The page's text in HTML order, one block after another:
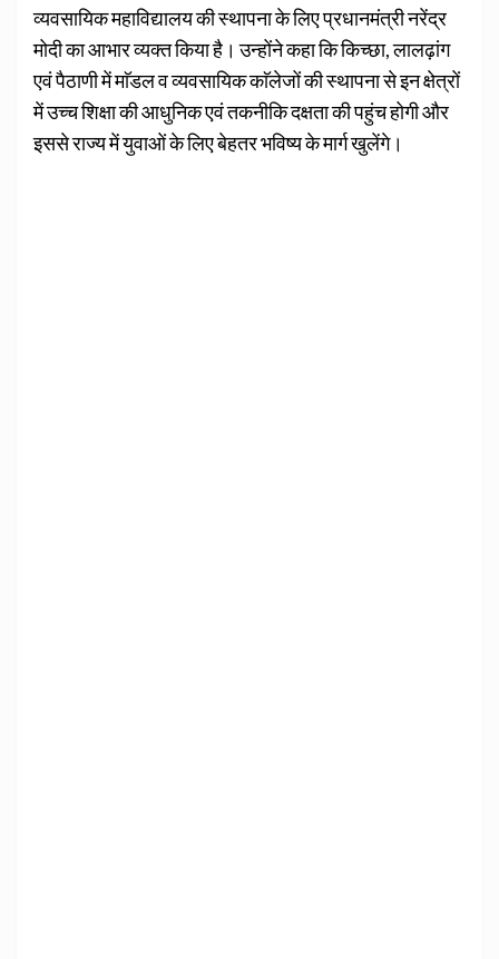
व्यवसायिक महाविद्यालय की स्थापना के लिए प्रधानमंत्री नरेंद्र
मोदी का आभार व्यक्त किया है। उन्होंने कहा कि किच्छा, लालढ़ांग
एवं पैठाणी में माॅडल व व्यवसायिक काॅलेजों की स्थापना से इन क्षेत्रों
में उच्च शिक्षा की आधुनिक एवं तकनीकि दक्षता की पहुंच होगी और
इससे राज्य में युवाओं के लिए बेहतर भविष्य के मार्ग खुलेंगे।